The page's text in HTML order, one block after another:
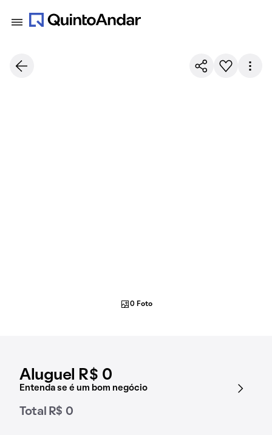
Aluguel R$ 0
Entenda se é um bom negócio
Total R$ 0
0 Foto